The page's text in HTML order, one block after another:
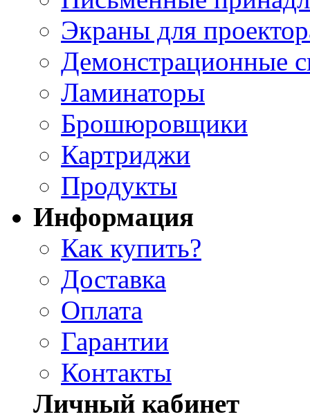
Экраны для
Демонстрационные
Ламинаторы
Брошюровщики
Картриджи
Продукты
Информация
Как купить?
Доставка
Оплата
Гарантии
Контакты
Личный кабинет